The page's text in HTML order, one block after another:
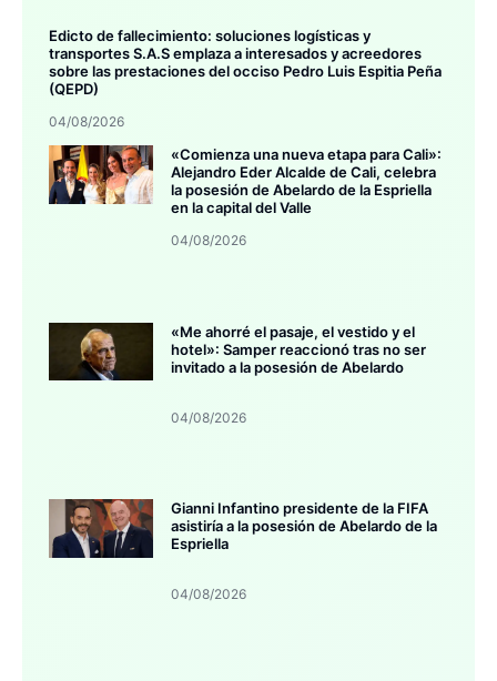
Edicto de fallecimiento: soluciones logísticas y
transportes S.A.S emplaza a interesados y acreedores
sobre las prestaciones del occiso Pedro Luis Espitia Peña
(QEPD)
04/08/2026
«Comienza una nueva etapa para Cali»:
Alejandro Eder Alcalde de Cali, celebra
la posesión de Abelardo de la Espriella
en la capital del Valle
04/08/2026
«Me ahorré el pasaje, el vestido y el
hotel»: Samper reaccionó tras no ser
invitado a la posesión de Abelardo
04/08/2026
Gianni Infantino presidente de la FIFA
asistiría a la posesión de Abelardo de la
Espriella
04/08/2026